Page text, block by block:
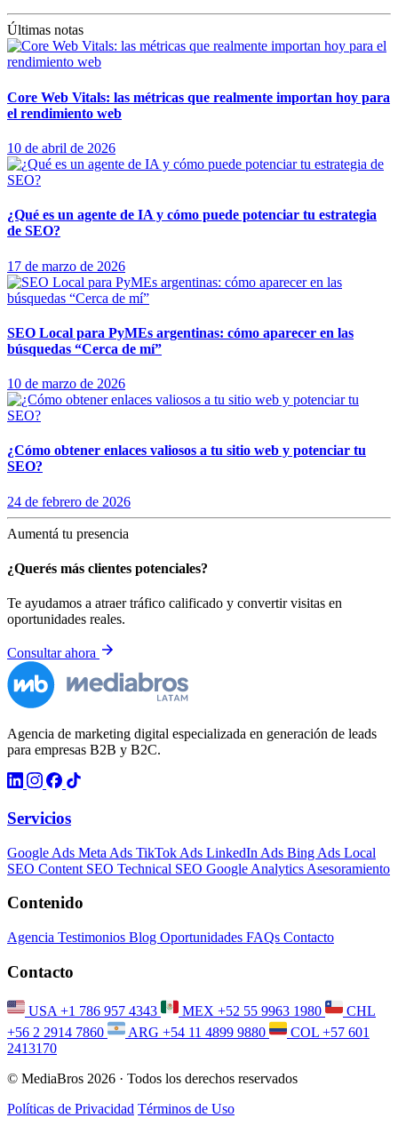
Últimas notas
Core Web Vitals: las métricas que realmente importan hoy para
el rendimiento web
10 de abril de 2026
¿Qué es un agente de IA y cómo puede potenciar tu estrategia
de SEO?
17 de marzo de 2026
SEO Local para PyMEs argentinas: cómo aparecer en las
búsquedas “Cerca de mí”
10 de marzo de 2026
¿Cómo obtener enlaces valiosos a tu sitio web y potenciar tu
SEO?
24 de febrero de 2026
Aumentá tu presencia
¿Querés más clientes potenciales?
Te ayudamos a atraer tráfico calificado y convertir visitas en
oportunidades reales.
Consultar ahora
Agencia de marketing digital especializada en generación de leads
para empresas B2B y B2C.
Servicios
Google Ads Meta Ads TikTok Ads LinkedIn Ads Bing Ads Local
SEO Content SEO Technical SEO Google Analytics Asesoramiento
Contenido
Agencia Testimonios Blog Oportunidades FAQs Contacto
Contacto
USA+1 786 957 4343 MEX +52 55 9963 1980
CHL
+56 2 2914 7860
ARG +54 11 4899 9880 COL +57 601
2413170
© MediaBros 2026 · Todos los derechos reservados
Políticas de Privacidad Términos de Uso